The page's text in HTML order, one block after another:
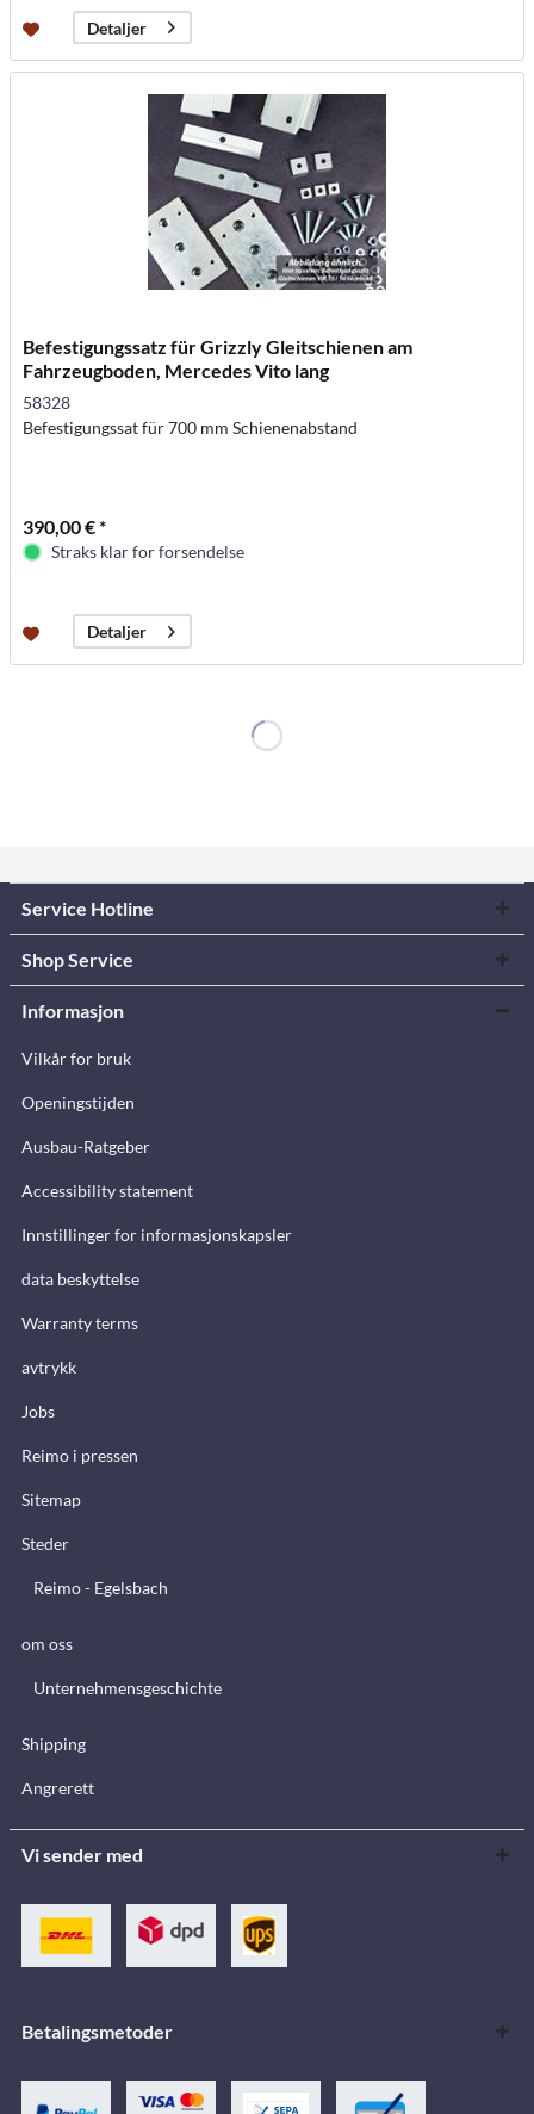
Detaljer
Befestigungssatz für Grizzly Gleitschienen am
Fahrzeugboden, Mercedes Vito lang
58328
Befestigungssat für 700 mm Schienenabstand
390,00 € *
Straks klar for forsendelse
Detaljer
Service Hotline
Shop Service
Informasjon
Vilkår for bruk
Openingstijden
Ausbau-Ratgeber
Accessibility statement
Innstillinger for informasjonskapsler
data beskyttelse
Warranty terms
avtrykk
Jobs
Reimo i pressen
Sitemap
Steder
Reimo - Egelsbach
om oss
Unternehmensgeschichte
Shipping
Angrerett
Vi sender med
Betalingsmetoder